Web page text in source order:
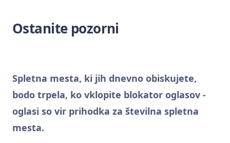
Ostanite pozorni
Spletna mesta, ki jih dnevno obiskujete,
bodo trpela, ko vklopite blokator oglasov -
oglasi so vir prihodka za številna spletna
mesta.